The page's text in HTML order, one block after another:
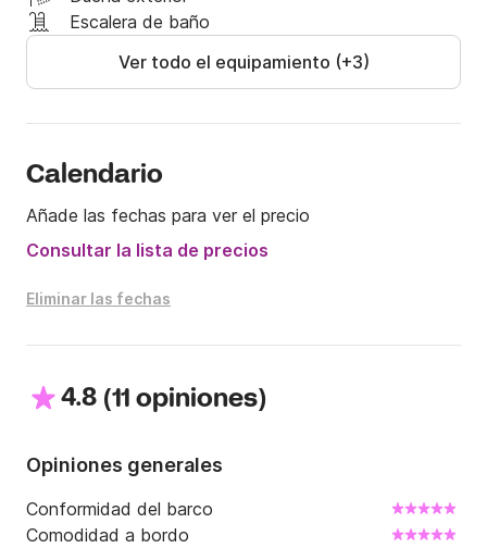
Escalera de baño
Ver todo el equipamiento (+3)
Calendario
Añade las fechas para ver el precio
Consultar la lista de precios
Eliminar las fechas
4.8 (11 opiniones)
Opiniones generales
Conformidad del barco
Comodidad a bordo